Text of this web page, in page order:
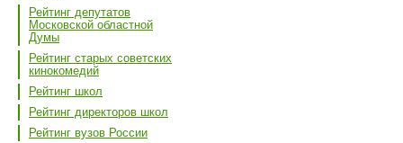
Рейтинг депутатов
Московской областной
Думы
Рейтинг старых советских
кинокомедий
Рейтинг школ
Рейтинг директоров школ
Рейтинг вузов России